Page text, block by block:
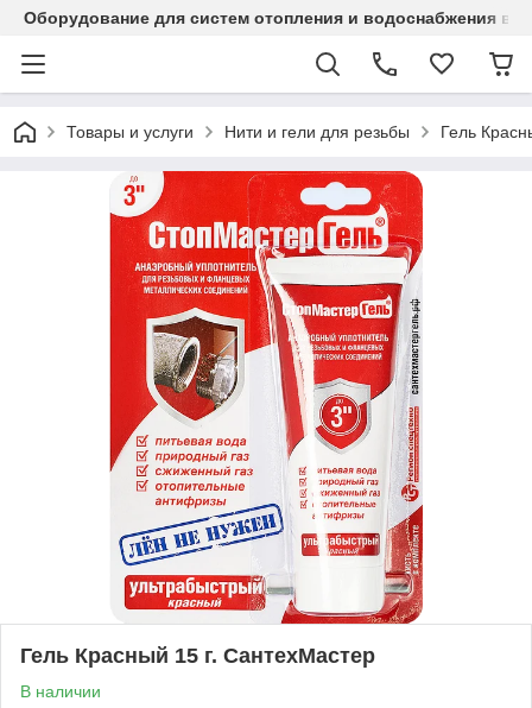
Оборудование для систем отопления и водоснабжения в
Товары и услуги Нити и гели для резьбы Гель
Гель Красный 15 г. СантехМастер
В наличии